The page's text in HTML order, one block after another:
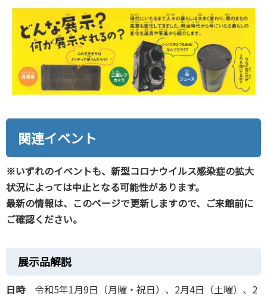
関連イベント
※いずれのイベントも、新型コロナウイルス感染症の拡大
状況によっては中止となる可能性があります。
最新の情報は、このページで更新しますので、ご来館前に
ご確認ください。
展示品解説
日時令和5年1月9日（月曜・祝日）、2月4日（土曜）、2